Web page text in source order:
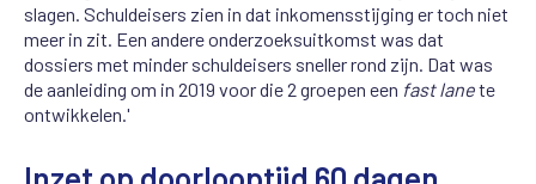
slagen. Schuldeisers zien in dat inkomensstijging er toch niet
meer in zit. Een andere onderzoeksuitkomst was dat
dossiers met minder schuldeisers sneller rond zijn. Dat was
de aanleiding om in 2019 voor die 2 groepen een fast lanete
ontwikkelen.'